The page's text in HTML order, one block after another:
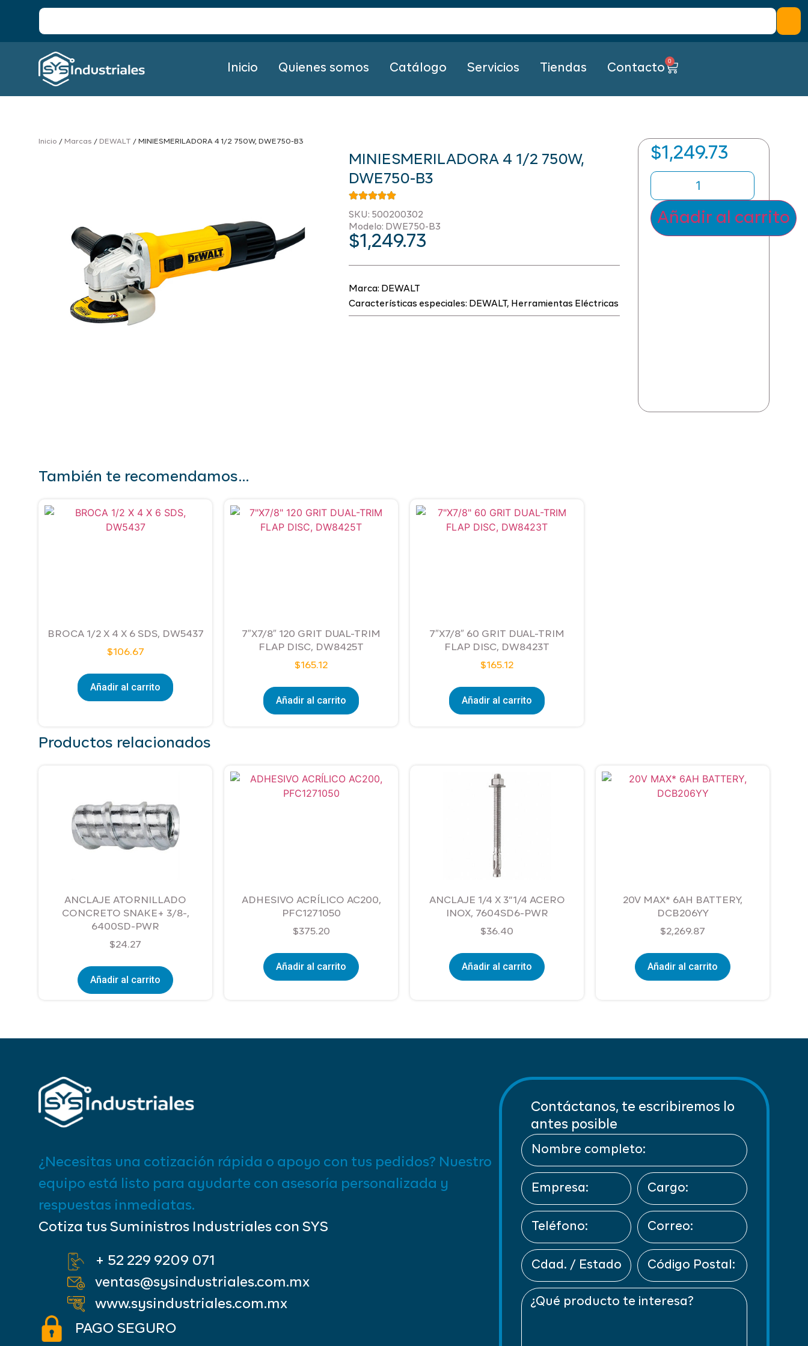
Inicio Quienes somos Catálogo Servicios Tiendas Contacto
0
Inicio / Marcas / DEWALT / MINIESMERILADORA 4 1/2 750W, DWE750-B3
MINIESMERILADORA 4 1/2 750W,
DWE750-B3
SKU: 500200302
Modelo: DWE750-B3
$1,249.73
Marca: DEWALT
Características especiales: DEWALT, Herramientas Eléctricas
$1,249.73
Añadir al carrito
También te recomendamos…
BROCA 1/2 X 4 X 6 SDS, DW5437
$106.67
Añadir al carrito
7″X7/8″ 120 GRIT DUAL-TRIM
FLAP DISC, DW8425T
$165.12
Añadir al carrito
7″X7/8″ 60 GRIT DUAL-TRIM
FLAP DISC, DW8423T
$165.12
Añadir al carrito
Productos relacionados
ANCLAJE ATORNILLADO
CONCRETO SNAKE+ 3/8-,
6400SD-PWR
$24.27
Añadir al carrito
ADHESIVO ACRÍLICO AC200,
PFC1271050
$375.20
Añadir al carrito
ANCLAJE 1/4 X 3”1/4 ACERO
INOX, 7604SD6-PWR
$36.40
Añadir al carrito
20V MAX* 6AH BATTERY,
DCB206YY
$2,269.87
Añadir al carrito
¿Necesitas una cotización rápida o apoyo con tus pedidos? Nuestro
equipo está listo para ayudarte con asesoría personalizada y
respuestas inmediatas.
Cotiza tus Suministros Industriales con SYS
+ 52 229 9209 071
ventas@sysindustriales.com.mx
www.sysindustriales.com.mx
PAGO SEGURO
Contáctanos, te escribiremos lo
antes posible